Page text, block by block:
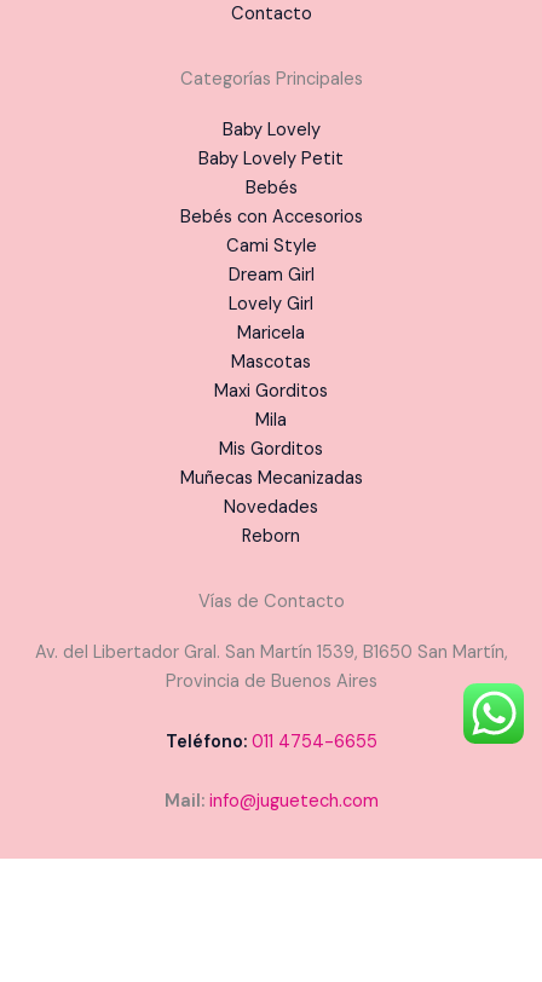
Contacto
Categorías Principales
Baby Lovely
Baby Lovely Petit
Bebés
Bebés con Accesorios
Cami Style
Dream Girl
Lovely Girl
Maricela
Mascotas
Maxi Gorditos
Mila
Mis Gorditos
Muñecas Mecanizadas
Novedades
Reborn
Vías de Contacto
Av. del Libertador Gral. San Martín 1539, B1650 San Martín,
Provincia de Buenos Aires
Teléfono: 011 4754-6655
Mail: info@juguetech.com